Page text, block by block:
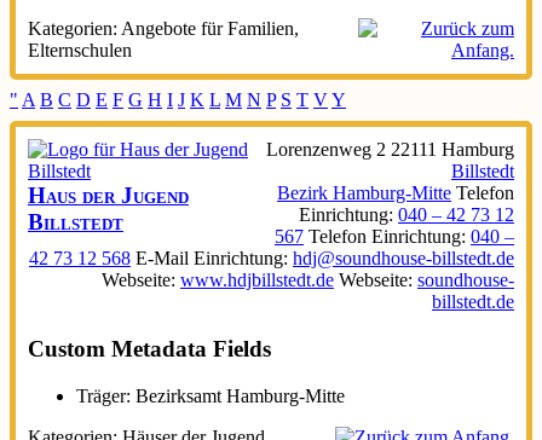
Kategorien: Angebote für Familien,
Elternschulen
" A B C D E F G H I J K L M N P S T VY
Haus der Jugend
Billstedt
Lorenzenweg 2 22111 Hamburg
Billstedt
Bezirk Hamburg-Mitte Telefon
Einrichtung: 040 – 42 73 12
567 Telefon Einrichtung: 040 –
42 73 12 568 E-Mail Einrichtung: hdj@soundhouse-billstedt.de
Webseite: www.hdjbillstedt.de Webseite: soundhouse-
billstedt.de
Custom Metadata Fields
Träger: Bezirksamt Hamburg-Mitte